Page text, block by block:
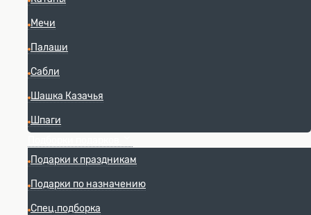
Мечи
Палаши
Сабли
Шашка Казачья
Шпаги
Подарки к праздникам
Подарки по назначению
Спец.подборка